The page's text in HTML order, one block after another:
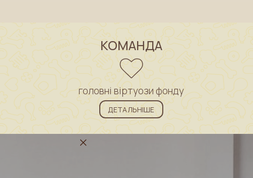
КОМАНДА
головні віртуози фонду
ДЕТАЛЬНІШЕ